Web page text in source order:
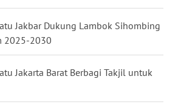
Jakbar Dukung Lambok Sihombing
2025-2030
Jakarta Barat Berbagi Takjil untuk